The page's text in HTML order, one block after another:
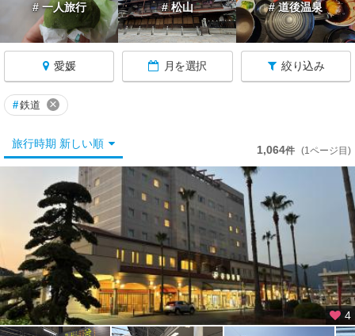
# 一人旅行 # 松山 # 道後温泉
愛媛 月を選択 絞り込み
媛
べ
て
松
山
・
・
し
ま
な
#鉄道 ×
旅行時期 新しい順 1,064件 (1ページ目)
4